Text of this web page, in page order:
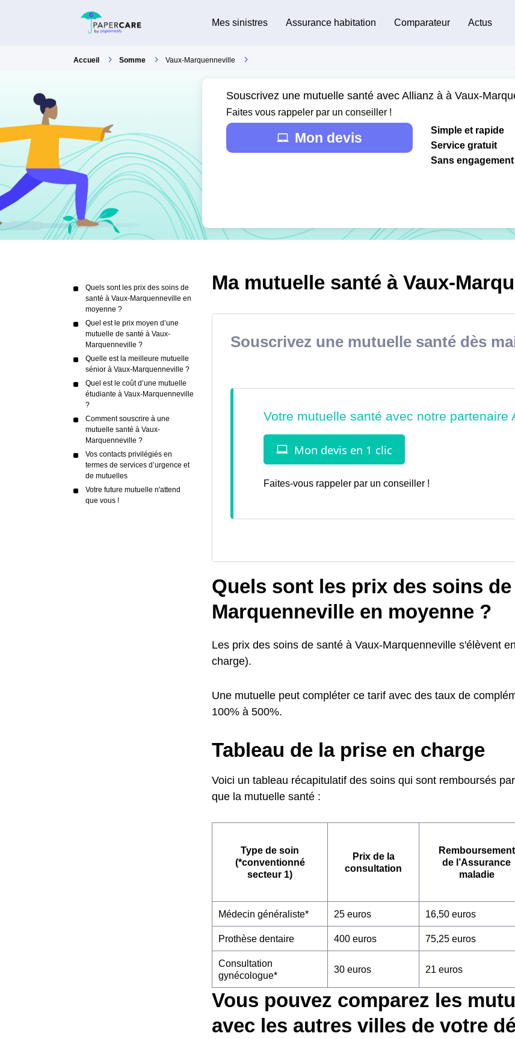
Mes sinistres Assurance habitation Comparateur Actus
Accueil Somme Vaux-Marquenneville
Souscrivez une mutuelle santé avec Allianz à à Vaux-
Faites vous rappeler par un conseiller !
Mon devis
Simple et rapide
Service gratuit
Sans engagement
Quels sont les prix des soins de
santé à Vaux-Marquenneville en
moyenne ?
Quel est le prix moyen d’une
mutuelle de santé à Vaux-
Marquenneville ?
Quelle est la meilleure mutuelle
sénior à Vaux-Marquenneville ?
Quel est le coût d’une mutuelle
étudiante à Vaux-Marquenneville
?
Comment souscrire à une
mutuelle santé à Vaux-
Marquenneville ?
Vos contacts privilégiés en
termes de services d’urgence et
de mutuelles
Votre future mutuelle n'attend
que vous !
Ma mutuelle santé à Vaux-
Souscrivez une mutuelle santé dès
Faites-vous rappeler par un conseiller !
Quels sont les prix des soins de
Marquenneville en moyenne ?
Les prix des soins de santé à Vaux-Marquenneville s'élèvent
charge).
Une mutuelle peut compléter ce tarif avec des taux de
100% à 500%.
Tableau de la prise en charge
Voici un tableau récapitulatif des soins qui sont remboursés
que la mutuelle santé :
Type de soin
(*conventionné
secteur 1)
Prix de la
consultation
Remboursement
de l’Assurance
maladie
Médecin généraliste* 25 euros 16,50 euros
Prothèse dentaire 400 euros 75,25 euros
Consultation
gynécologue*
30 euros 21 euros
Vous pouvez comparez les
avec les autres villes de votre